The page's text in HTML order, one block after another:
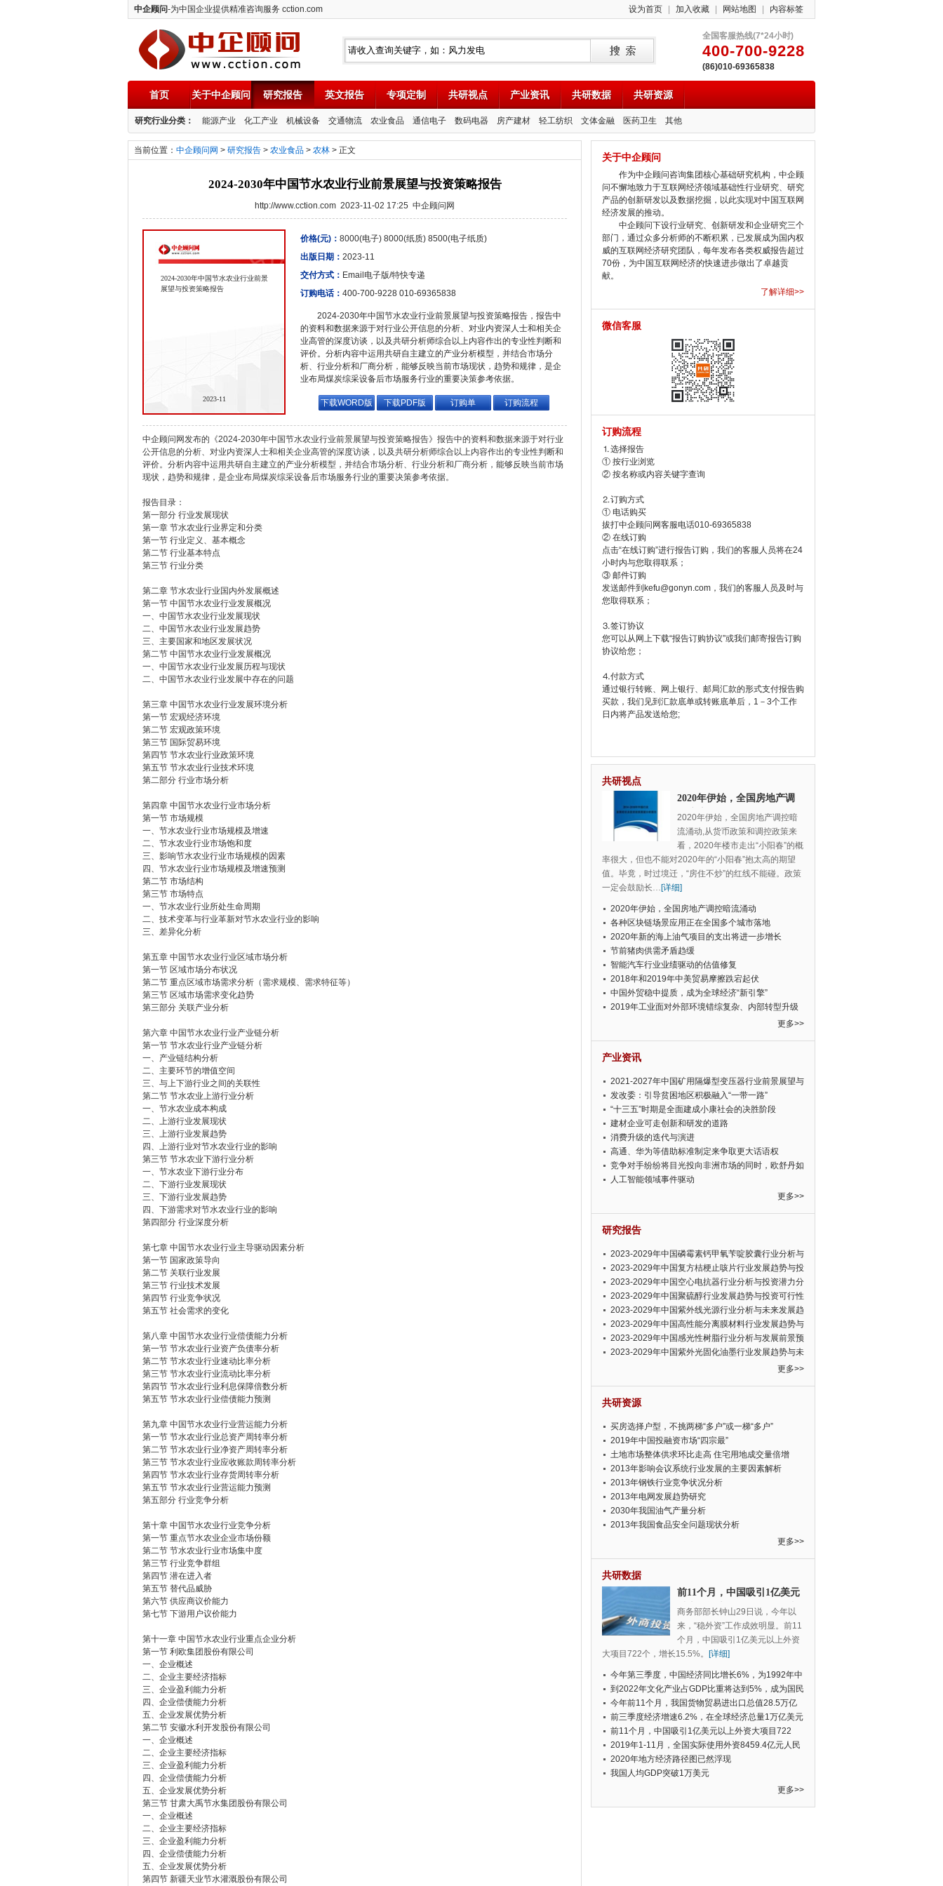
中企顾问-为中国企业提供精准咨询服务 cction.com 设为首页 加入收藏 网站地图 内容标签
中企顾问
全国客服热线(7*24小时)
400-700-9228
(86)010-69365838
首页 关于中企顾问 研究报告 英文报告 专项定制 共研视点 产业资讯 共研数据 共研资源
研究行业分类： 能源产业 化工产业 机械设备 交通物流 农业食品 通信电子 数码电器 房产建材 轻工纺织 文体金融 医药卫生 其他
当前位置： 中企顾问网 > 研究报告 > 农业食品 > 农林 > 正文
2024-2030年中国节水农业行业前景展望与投资策略报告
http://www.cction.com 2023-11-02 17:25 中企顾问网
2024-2030年中国节水农业行业前景
展望与投资策略报告
2023-11
价格(元)： 8000(电子) 8000(纸质) 8500(电子纸质)
出版日期： 2023-11
交付方式： Email电子版/特快专递
订购电话： 400-700-9228 010-69365838
2024-2030年中国节水农业行业前景展望与投资策略报告，报告中
的资料和数据来源于对行业公开信息的分析、对业内资深人士和相关企
业高管的深度访谈，以及共研分析师综合以上内容作出的专业性判断和
评价。分析内容中运用共研自主建立的产业分析模型，并结合市场分
析、行业分析和厂商分析，能够反映当前市场现状，趋势和规律，是企
业布局煤炭综采设备后市场服务行业的重要决策参考依据。
下载WORD版 下载PDF版 订购单 订购流程
中企顾问网发布的《2024-2030年中国节水农业行业前景展望与投资策略报告》报告中的资料和数据来源于对行业
公开信息的分析、对业内资深人士和相关企业高管的深度访谈，以及共研分析师综合以上内容作出的专业性判断和
评价。分析内容中运用共研自主建立的产业分析模型，并结合市场分析、行业分析和厂商分析，能够反映当前市场
现状，趋势和规律，是企业布局煤炭综采设备后市场服务行业的重要决策参考依据。
报告目录：
第一部分 行业发展现状
第一章 节水农业行业界定和分类
第一节 行业定义、基本概念
第二节 行业基本特点
第三节 行业分类
第二章 节水农业行业国内外发展概述
第一节 中国节水农业行业发展概况
一、中国节水农业行业发展现状
二、中国节水农业行业发展趋势
三、主要国家和地区发展状况
第二节 中国节水农业行业发展概况
一、中国节水农业行业发展历程与现状
二、中国节水农业行业发展中存在的问题
第三章 中国节水农业行业发展环境分析
第一节 宏观经济环境
第二节 宏观政策环境
第三节 国际贸易环境
第四节 节水农业行业政策环境
第五节 节水农业行业技术环境
第二部分 行业市场分析
第四章 中国节水农业行业市场分析
第一节 市场规模
一、节水农业行业市场规模及增速
二、节水农业行业市场饱和度
三、影响节水农业行业市场规模的因素
四、节水农业行业市场规模及增速预测
第二节 市场结构
第三节 市场特点
一、节水农业行业所处生命周期
二、技术变革与行业革新对节水农业行业的影响
三、差异化分析
第五章 中国节水农业行业区域市场分析
第一节 区域市场分布状况
第二节 重点区域市场需求分析（需求规模、需求特征等）
第三节 区域市场需求变化趋势
第三部分 关联产业分析
第六章 中国节水农业行业产业链分析
第一节 节水农业行业产业链分析
一、产业链结构分析
二、主要环节的增值空间
三、与上下游行业之间的关联性
第二节 节水农业上游行业分析
一、节水农业成本构成
二、上游行业发展现状
三、上游行业发展趋势
四、上游行业对节水农业行业的影响
第三节 节水农业下游行业分析
一、节水农业下游行业分布
二、下游行业发展现状
三、下游行业发展趋势
四、下游需求对节水农业行业的影响
第四部分 行业深度分析
第七章 中国节水农业行业主导驱动因素分析
第一节 国家政策导向
第二节 关联行业发展
第三节 行业技术发展
第四节 行业竞争状况
第五节 社会需求的变化
第八章 中国节水农业行业偿债能力分析
第一节 节水农业行业资产负债率分析
第二节 节水农业行业速动比率分析
第三节 节水农业行业流动比率分析
第四节 节水农业行业利息保障倍数分析
第五节 节水农业行业偿债能力预测
第九章 中国节水农业行业营运能力分析
第一节 节水农业行业总资产周转率分析
第二节 节水农业行业净资产周转率分析
第三节 节水农业行业应收账款周转率分析
第四节 节水农业行业存货周转率分析
第五节 节水农业行业营运能力预测
第五部分 行业竞争分析
第十章 中国节水农业行业竞争分析
第一节 重点节水农业企业市场份额
第二节 节水农业行业市场集中度
第三节 行业竞争群组
第四节 潜在进入者
第五节 替代品威胁
第六节 供应商议价能力
第七节 下游用户议价能力
第十一章 中国节水农业行业重点企业分析
第一节 利欧集团股份有限公司
一、企业概述
二、企业主要经济指标
三、企业盈利能力分析
四、企业偿债能力分析
五、企业发展优势分析
第二节 安徽水利开发股份有限公司
一、企业概述
二、企业主要经济指标
三、企业盈利能力分析
四、企业偿债能力分析
五、企业发展优势分析
第三节 甘肃大禹节水集团股份有限公司
一、企业概述
二、企业主要经济指标
三、企业盈利能力分析
四、企业偿债能力分析
五、企业发展优势分析
第四节 新疆天业节水灌溉股份有限公司
关于中企顾问
作为中企顾问咨询集团核心基础研究机构，中企顾
问不懈地致力于互联网经济领域基础性行业研究、研究
产品的创新研发以及数据挖掘，以此实现对中国互联网
经济发展的推动。
中企顾问下设行业研究、创新研发和企业研究三个
部门，通过众多分析师的不断积累，已发展成为国内权
威的互联网经济研究团队，每年发布各类权威报告超过
70份，为中国互联网经济的快速进步做出了卓越贡
献。
了解详细>>
微信客服
订购流程
⒈选择报告
① 按行业浏览
② 按名称或内容关键字查询
⒉订购方式
① 电话购买
拔打中企顾问网客服电话010-69365838
② 在线订购
点击“在线订购”进行报告订购，我们的客服人员将在24
小时内与您取得联系；
③ 邮件订购
发送邮件到kefu@gonyn.com，我们的客服人员及时与
您取得联系；
⒊签订协议
您可以从网上下载“报告订购协议”或我们邮寄报告订购
协议给您；
⒋付款方式
通过银行转账、网上银行、邮局汇款的形式支付报告购
买款，我们见到汇款底单或转账底单后，1－3个工作
日内将产品发送给您;
共研视点
2020年伊始，全国房地产调
控暗流涌动
2020年伊始，全国房地产调控暗
流涌动,从货币政策和调控政策来
看，2020年楼市走出“小阳春”的概
率很大，但也不能对2020年的“小阳春”抱太高的期望
值。毕竟，时过境迁，“房住不炒”的红线不能碰。政策
一定会鼓励长…[详细]
2020年伊始，全国房地产调控暗流涌动
各种区块链场景应用正在全国多个城市落地
2020年新的海上油气项目的支出将进一步增长
节前猪肉供需矛盾趋缓
智能汽车行业业绩驱动的估值修复
2018年和2019年中美贸易摩擦跌宕起伏
中国外贸稳中提质，成为全球经济“新引擎”
2019年工业面对外部环境错综复杂、内部转型升级
更多>>
产业资讯
2021-2027年中国矿用隔爆型变压器行业前景展望与
投资前景预测报告
发改委：引导贫困地区积极融入“一带一路”
“十三五”时期是全面建成小康社会的决胜阶段
建材企业可走创新和研发的道路
消费升级的迭代与演进
高通、华为等借助标准制定来争取更大话语权
竞争对手纷纷将目光投向非洲市场的同时，欧舒丹如
此淡定，难道就真的不怕丧失先机吗?
人工智能领域事件驱动
更多>>
研究报告
2023-2029年中国磷霉素钙甲氧苄啶胶囊行业分析与
投资可行性报告
2023-2029年中国复方桔梗止咳片行业发展趋势与投
资潜力分析报告
2023-2029年中国空心电抗器行业分析与投资潜力分
析报告
2023-2029年中国聚硫醇行业发展趋势与投资可行性
报告
2023-2029年中国紫外线光源行业分析与未来发展趋
势报告
2023-2029年中国高性能分离膜材料行业发展趋势与
发展前景预测报告
2023-2029年中国感光性树脂行业分析与发展前景预
测报告
2023-2029年中国紫外光固化油墨行业发展趋势与未
更多>>
共研资源
买房选择户型，不挑两梯“多户”或一梯“多户”
2019年中国投融资市场“四宗最”
土地市场整体供求环比走高 住宅用地成交量倍增
2013年影响会议系统行业发展的主要因素解析
2013年钢铁行业竞争状况分析
2013年电网发展趋势研究
2030年我国油气产量分析
2013年我国食品安全问题现状分析
更多>>
共研数据
前11个月，中国吸引1亿美元
以上外资大项目722个，增长
15.5%
商务部部长钟山29日说，今年以
来，“稳外资”工作成效明显。前11
个月，中国吸引1亿美元以上外资
大项目722个，增长15.5%。 [详细]
今年第三季度，中国经济同比增长6%，为1992年中
国有季度数据以来的新低
到2022年文化产业占GDP比重将达到5%，成为国民
经济支柱产业
今年前11个月，我国货物贸易进出口总值28.5万亿
元人民币，比去年同期增长2.4%
前三季度经济增速6.2%，在全球经济总量1万亿美元
以上的经济体中增速最快
前11个月，中国吸引1亿美元以上外资大项目722
个，增长15.5%
2019年1-11月，全国实际使用外资8459.4亿元人民
币，同比增长6.0%
2020年地方经济路径图已然浮现
我国人均GDP突破1万美元
更多>>